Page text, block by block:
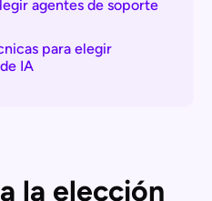
agentes de soporte
para elegir
IA
la elección